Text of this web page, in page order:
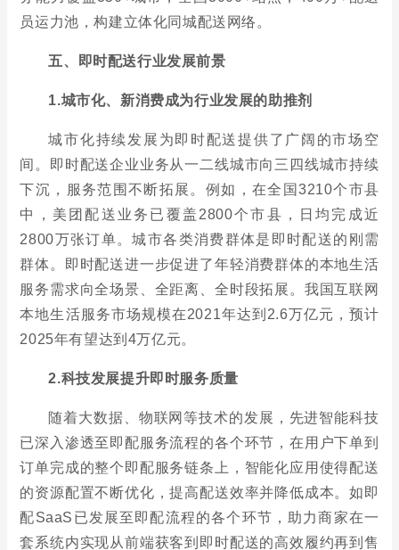
下沉，服务范围不断拓展。例如，在全国3210个市县
2800万张订单。城市各类消费群体是即时配送的刚需
服务需求向全场景、全距离、全时段拓展。我国互联网
本地生活服务市场规模在2021年达到2.6万亿元，预计
2025年有望达到4万亿元。
2.科技发展提升即时服务质量
随着大数据、物联网等技术的发展，先进智能科技
已深入渗透至即配服务流程的各个环节，在用户下单到
订单完成的整个即配服务链条上，智能化应用使得配送
的资源配置不断优化，提高配送效率并降低成本。如即
配SaaS已发展至即配流程的各个环节，助力商家在一
后服务与客户运营。同时配合包括自动驾驶车辆、无人
机、智能快递柜在内的智能设备的广泛应用，最终实现
链路整体效率的优化，提升服务质量并增强客户粘性。
3.即时配送提高城市应急保供能力
即时配送通过打通城市末端“最后一公里”，提高了
城市应急保供能力，增强了城市发展韧性。在疫情期